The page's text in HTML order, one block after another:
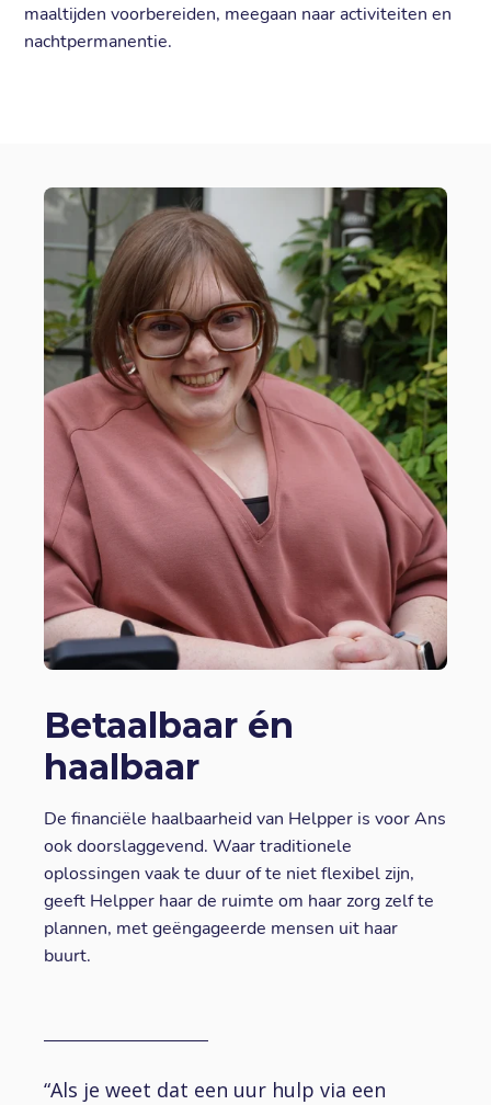
maaltijden voorbereiden, meegaan naar activiteiten en
nachtpermanentie.
Betaalbaar én
haalbaar
De financiële haalbaarheid van Helpper is voor Ans
ook doorslaggevend. Waar traditionele
oplossingen vaak te duur of te niet flexibel zijn,
geeft Helpper haar de ruimte om haar zorg zelf te
plannen, met geëngageerde mensen uit haar
buurt.
“Als je weet dat een uur hulp via een